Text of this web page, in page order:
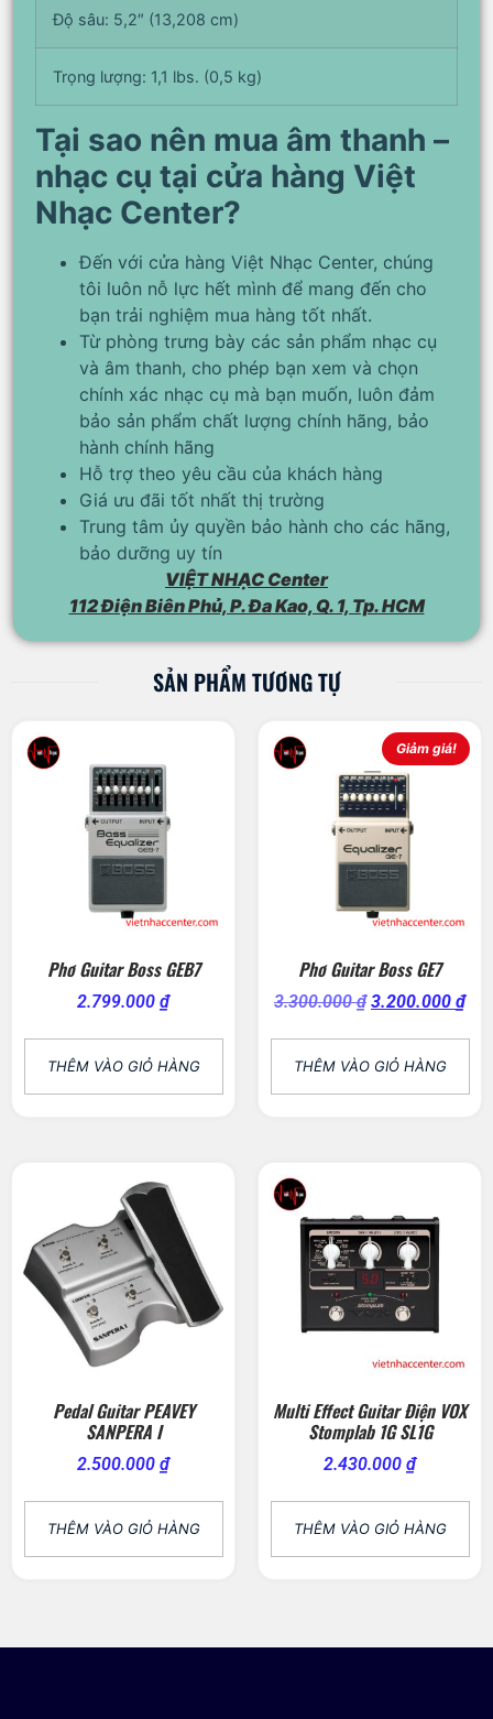
Độ sâu: 5,2″ (13,208 cm)
Trọng lượng: 1,1 lbs. (0,5 kg)
Tại sao nên mua âm thanh –
nhạc cụ tại cửa hàng Việt
Nhạc Center?
Đến với cửa hàng Việt Nhạc Center, chúng
tôi luôn nỗ lực hết mình để mang đến cho
bạn trải nghiệm mua hàng tốt nhất.
Từ phòng trưng bày các sản phẩm nhạc cụ
và âm thanh, cho phép bạn xem và chọn
chính xác nhạc cụ mà bạn muốn, luôn đảm
bảo sản phẩm chất lượng chính hãng, bảo
hành chính hãng
Hỗ trợ theo yêu cầu của khách hàng
Giá ưu đãi tốt nhất thị trường
Trung tâm ủy quyền bảo hành cho các hãng,
bảo dưỡng uy tín
VIỆT NHẠC Center
112 Điện Biên Phủ, P. Đa Kao, Q. 1, Tp. HCM
SẢN PHẨM TƯƠNG TỰ
Phơ Guitar Boss GEB7
2.799.000 ₫
THÊM VÀO GIỎ HÀNG
Giảm giá!
Phơ Guitar Boss GE7
3.300.000₫ 3.200.000 ₫
THÊM VÀO GIỎ HÀNG
Pedal Guitar PEAVEY
SANPERA I
2.500.000 ₫
THÊM VÀO GIỎ HÀNG
Multi Effect Guitar Điện VOX
Stomplab 1G SL1G
2.430.000 ₫
THÊM VÀO GIỎ HÀNG